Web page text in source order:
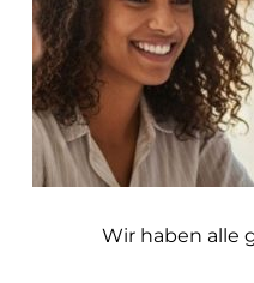
Wir haben alle